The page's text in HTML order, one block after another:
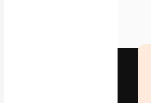
Vidéos